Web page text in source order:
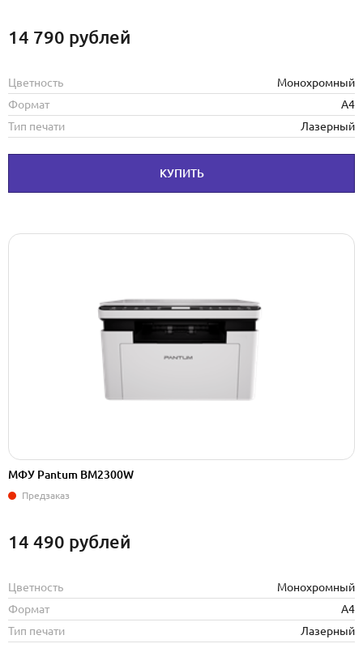
14 790 рублей
Цветность
Монохромный
Формат
А4
Тип печати
Лазерный
КУПИТЬ
МФУ Pantum BM2300W
Предзаказ
14 490 рублей
Цветность
Монохромный
Формат
А4
Тип печати
Лазерный